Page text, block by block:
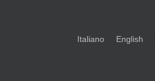
Italiano English